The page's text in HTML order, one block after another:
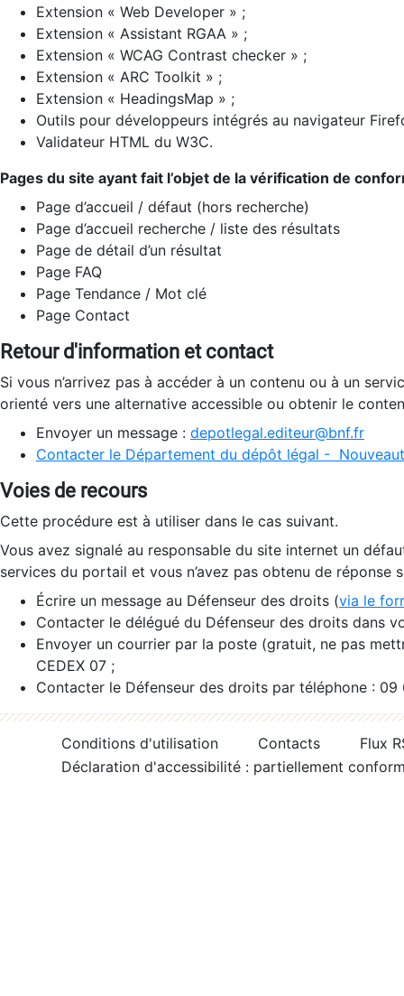
Extension « Web Developer » ;
Extension « Assistant RGAA » ;
Extension « WCAG Contrast checker » ;
Extension « ARC Toolkit » ;
Extension « HeadingsMap » ;
Outils pour développeurs intégrés au navigateur
Validateur HTML du W3C.
Pages du site ayant fait l’objet de la vérification de
Page d’accueil / défaut (hors recherche)
Page d’accueil recherche / liste des résultats
Page de détail d’un résultat
Page FAQ
Page Tendance / Mot clé
Page Contact
Retour d'information et contact
Si vous n’arrivez pas à accéder à un contenu ou à un
orienté vers une alternative accessible ou obtenir le
Envoyer un message : depotlegal.editeur@bnf.fr
Contacter le Département du dépôt légal -
Voies de recours
Cette procédure est à utiliser dans le cas suivant.
Vous avez signalé au responsable du site internet un
services du portail et vous n’avez pas obtenu de réponse
Écrire un message au Défenseur des droits (via le
Contacter le délégué du Défenseur des droits dans
Envoyer un courrier par la poste (gratuit, ne pas
CEDEX 07 ;
Contacter le Défenseur des droits par téléphone :
Conditions d'utilisation Contacts
Flux
Déclaration d'accessibilité : partiellement